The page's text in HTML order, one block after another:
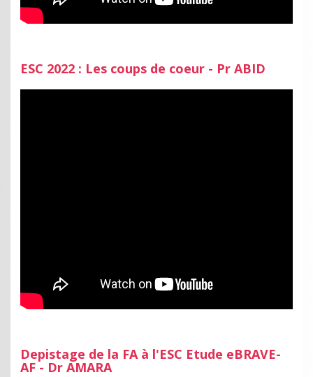
ESC 2022 : Les coups de coeur - Pr ABID
Depistage de la FA à l'ESC Etude eBRAVE-
AF - Dr AMARA